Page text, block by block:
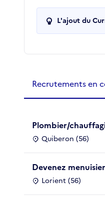
L'ajout du
Recrutements en
Plombier/
Quiberon (56)
Devenez
Lorient (56)